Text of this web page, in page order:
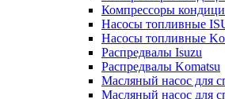
Компрессоры
Насосы топливные
Насосы топливные
Распредвалы Isuzu
Распредвалы Komatsu
Масляный насос для
Масляный насос для